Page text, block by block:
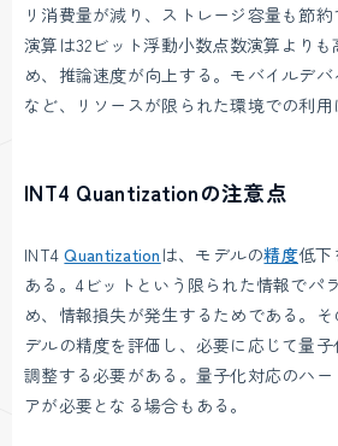
リ消費量が減り、ストレージ容量も節
演算は32ビット浮動小数点数演算より
め、推論速度が向上する。モバイルデバ
など、リソースが限られた環境での利用
INT4 Quantizationの注意点
INT4Quantization は、モデルの精度低下
ある。4ビットという限られた情報でパ
め、情報損失が発生するためである。
デルの精度を評価し、必要に応じて量
調整する必要がある。量子化対応のハ
アが必要となる場合もある。